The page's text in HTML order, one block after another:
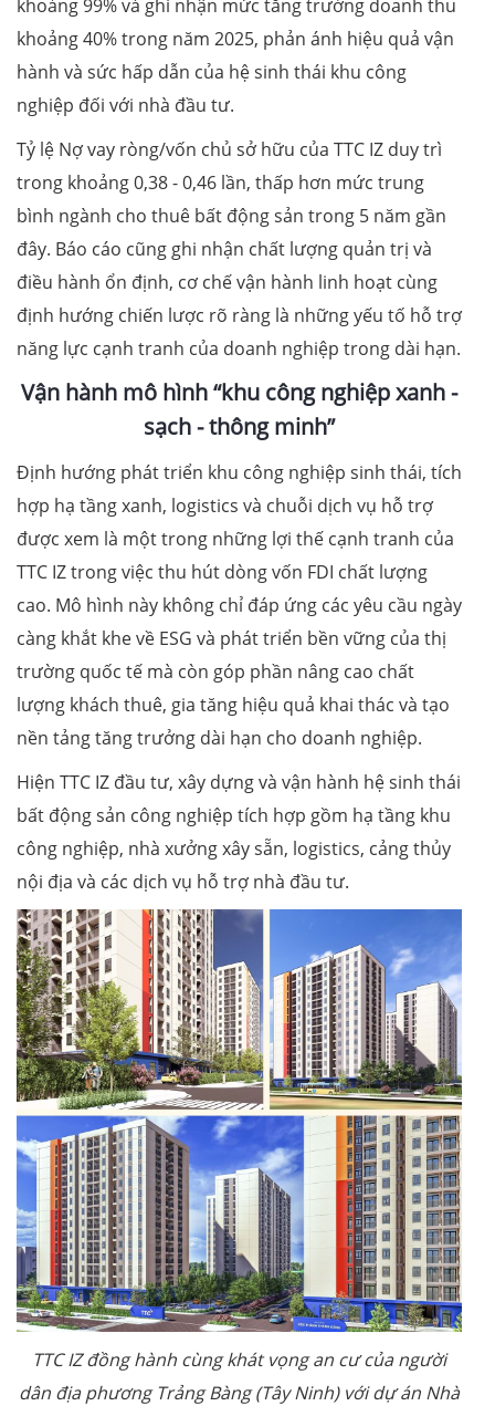
khoảng 99% và ghi nhận mức tăng trưởng doanh thu
khoảng 40% trong năm 2025, phản ánh hiệu quả vận
hành và sức hấp dẫn của hệ sinh thái khu công
nghiệp đối với nhà đầu tư.
Tỷ lệ Nợ vay ròng/vốn chủ sở hữu của TTC IZ duy trì
trong khoảng 0,38 - 0,46 lần, thấp hơn mức trung
bình ngành cho thuê bất động sản trong 5 năm gần
đây. Báo cáo cũng ghi nhận chất lượng quản trị và
điều hành ổn định, cơ chế vận hành linh hoạt cùng
định hướng chiến lược rõ ràng là những yếu tố hỗ trợ
năng lực cạnh tranh của doanh nghiệp trong dài hạn.
Vận hành mô hình “khu công nghiệp xanh-
sạch-thông minh”
Định hướng phát triển khu công nghiệp sinh thái, tích
hợp hạ tầng xanh, logistics và chuỗi dịch vụ hỗ trợ
được xem là một trong những lợi thế cạnh tranh của
TTC IZ trong việc thu hút dòng vốn FDI chất lượng
cao. Mô hình này không chỉ đáp ứng các yêu cầu ngày
càng khắt khe về ESG và phát triển bền vững của thị
trường quốc tế mà còn góp phần nâng cao chất
lượng khách thuê, gia tăng hiệu quả khai thác và tạo
nền tảng tăng trưởng dài hạn cho doanh nghiệp.
Hiện TTC IZ đầu tư, xây dựng và vận hành hệ sinh thái
bất động sản công nghiệp tích hợp gồm hạ tầng khu
công nghiệp, nhà xưởng xây sẵn, logistics, cảng thủy
nội địa và các dịch vụ hỗ trợ nhà đầu tư.
TTC IZ đồng hành cùng khát vọng an cư của người
dân địa phương Trảng Bàng(Tây Ninh)với dự án Nhà